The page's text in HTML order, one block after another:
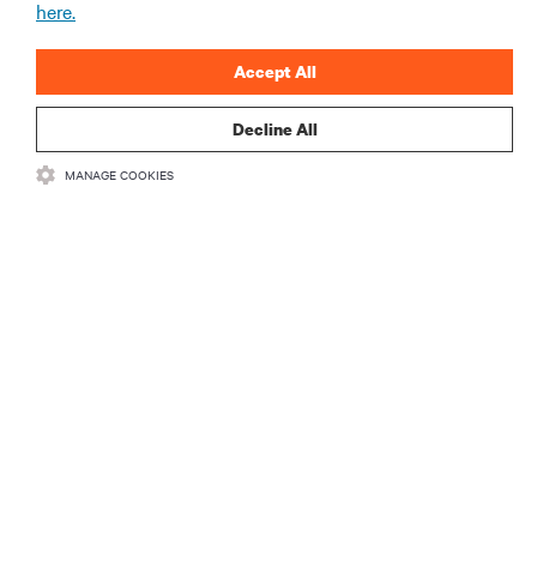
here.
Decline All
Accept All
MANAGE COOKIES